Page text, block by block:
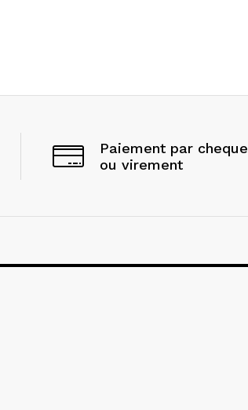
Paiement par cheque
ou virement